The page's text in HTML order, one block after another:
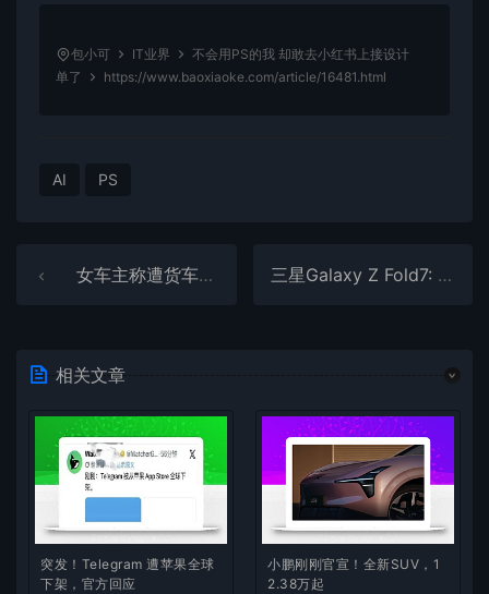
包小可 IT业界
不会用PS的我 却敢去小红书上接设计
单了
https://www.baoxiaoke.com/article/16481.html
AI PS
女车主称遭货车逼停 被骂开个破小米引围观：双方都晒视频 你觉得谁错了 三星Galaxy Z Fold7: 集大成之作 最轻薄的Z Fold系列机型
相关文章
突发！Telegram 遭苹果全球
下架，官方回应
小鹏刚刚官宣！全新SUV，1
2.38万起